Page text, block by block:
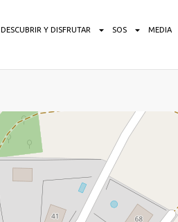
DESCUBRIR Y DISFRUTAR SOS MEDIA